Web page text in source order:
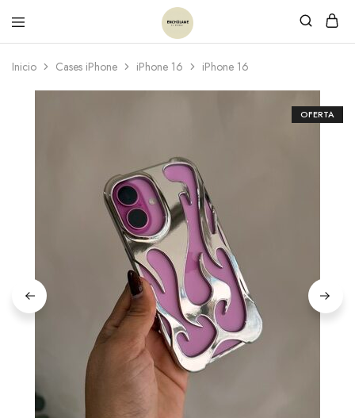
Inicio Cases iPhone iPhone 16 iPhone 16
OFERTA